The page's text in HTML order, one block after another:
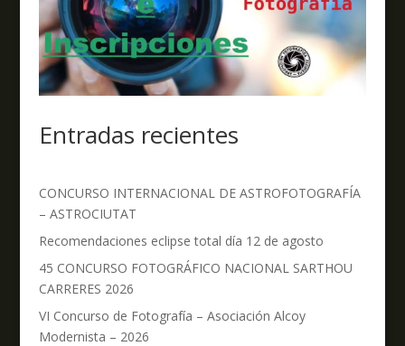
Entradas recientes
CONCURSO INTERNACIONAL DE ASTROFOTOGRAFÍA
– ASTROCIUTAT
Recomendaciones eclipse total día 12 de agosto
45 CONCURSO FOTOGRÁFICO NACIONAL SARTHOU
CARRERES 2026
VI Concurso de Fotografía – Asociación Alcoy
Modernista – 2026